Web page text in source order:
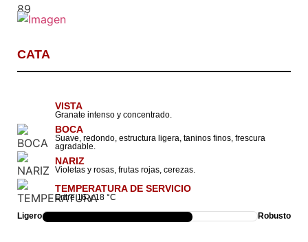
89
CATA
VISTA
Granate intenso y concentrado.
BOCA
Suave, redondo, estructura ligera, taninos finos, frescura
agradable.
NARIZ
Violetas y rosas, frutas rojas, cerezas.
TEMPERATURA DE SERVICIO
Entre 16 y 18 °C
Ligero
Robusto